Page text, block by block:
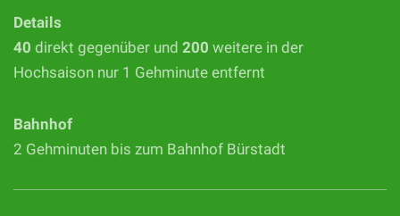
Details
40 direkt gegenüber und 200 weitere in der
Hochsaison nur 1 Gehminute entfernt
Bahnhof
2 Gehminuten bis zum Bahnhof Bürstadt